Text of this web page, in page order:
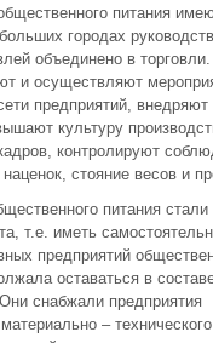
питания
городах
объединено в торговли.
и осуществляют
предприятий, внедряют
культуру
контролируют
стояние весов и
питания стали
т.е. иметь
предприятий
оставаться в
снабжали предприятия
– технического